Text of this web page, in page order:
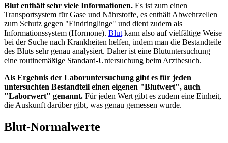
Blut enthält sehr viele Informationen. Es ist zum einen
Transportsystem für Gase und Nährstoffe, es enthält Abwehrzellen
zum Schutz gegen "Eindringlinge" und dient zudem als
Informationssystem (Hormone). Blut kann also auf vielfältige Weise
bei der Suche nach Krankheiten helfen, indem man die Bestandteile
des Bluts sehr genau analysiert. Daher ist eine Blutuntersuchung
eine routinemäßige Standard-Untersuchung beim Arztbesuch.
Als Ergebnis der Laboruntersuchung gibt es für jeden
untersuchten Bestandteil einen eigenen "Blutwert", auch
"Laborwert" genannt. Für jeden Wert gibt es zudem eine Einheit,
die Auskunft darüber gibt, was genau gemessen wurde.
Blut-Normalwerte